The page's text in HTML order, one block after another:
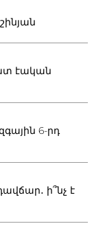
էական
6-րդ
ի՞նչ է